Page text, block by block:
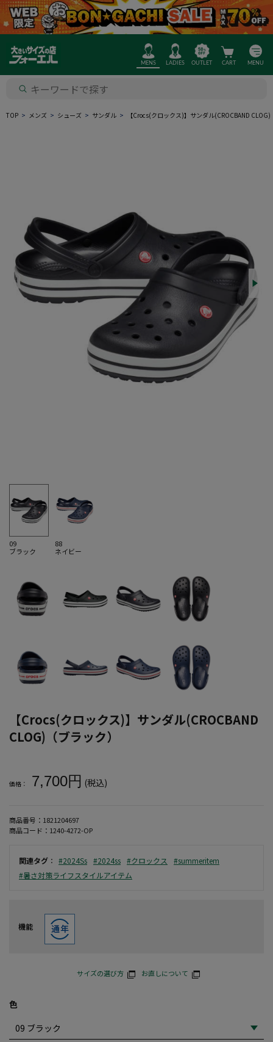
MENS LADIES OUTLET CART MENU
TOP メンズ シューズ サンダル 【Crocs(クロックス)】サンダル(CROCBAND
09
ブラック
88
ネイビー
【Crocs(クロックス)】サンダル(CROCBAND
CLOG)（ブラック）
価格： 7,700円 (税込)
商品番号： 1821204697
商品コード： 1240-4272-OP
関連タグ ： #2024Ss #2024ss #クロックス
#summeritem
#暑さ対策ライフスタイルアイテム
機能
サイズの選び方 お直しについて
色